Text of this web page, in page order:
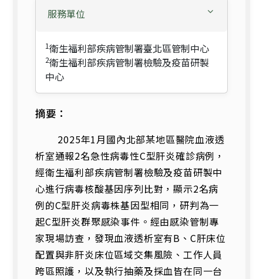
服務單位
1衛生福利部疾病管制署臺北區管制中心
2衛生福利部疾病管制署檢驗及疫苗研製
中心
摘要：
2025年1月國內北部某地區醫院血液透
析室通報2名急性病毒性C型肝炎確診病例，
經衛生福利部疾病管制署檢驗及疫苗研製中
心進行病毒核酸基因序列比對，顯示2名病
例的C型肝炎病毒株基因型相同，研判為一
起C型肝炎群聚感染事件。經由感染管制專
家現場訪查，發現血液透析室有B、C肝床位
配置與非肝炎床位區域交集風險、工作人員
跨區照護，以及執行抽藥及採血皆在同一台